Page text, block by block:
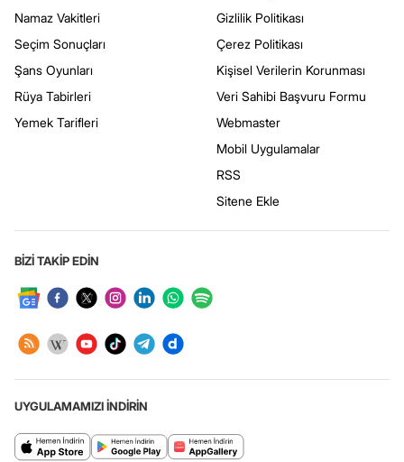
Namaz Vakitleri
Seçim Sonuçları
Şans Oyunları
Rüya Tabirleri
Yemek Tarifleri
Gizlilik Politikası
Çerez Politikası
Kişisel Verilerin Korunması
Veri Sahibi Başvuru Formu
Webmaster
Mobil Uygulamalar
RSS
Sitene Ekle
BİZİ TAKİP EDİN
UYGULAMAMIZI İNDİRİN